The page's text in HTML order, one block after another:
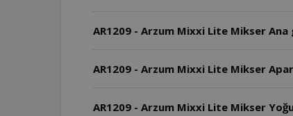
AR1209 - Arzum Mixxi Lite Mikser
AR1209 - Arzum Mixxi Lite Mikser
AR1209 - Arzum Mixxi Lite Mikser